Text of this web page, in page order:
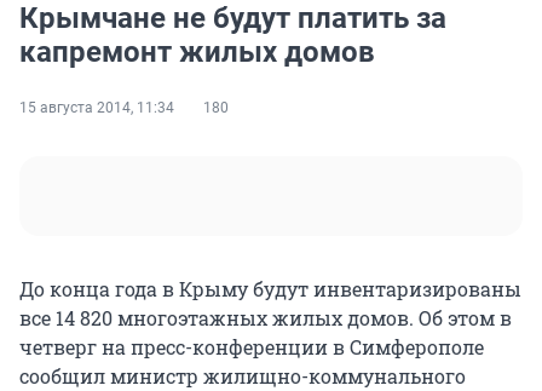
Крымчане не будут платить за
капремонт жилых домов
15 августа 2014, 11:34 180
До конца года в Крыму будут инвентаризированы
все 14 820 многоэтажных жилых домов. Об этом в
четверг на пресс-конференции в Симферополе
сообщил министр жилищно-коммунального